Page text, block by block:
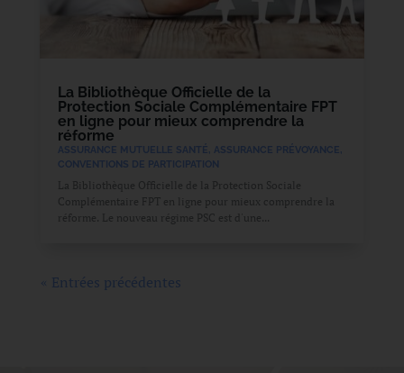
La Bibliothèque Officielle de la
Protection Sociale Complémentaire FPT
en ligne pour mieux comprendre la
réforme
ASSURANCE MUTUELLE SANTÉ, ASSURANCE PRÉVOYANCE,
CONVENTIONS DE PARTICIPATION
La Bibliothèque Officielle de la Protection Sociale
Complémentaire FPT en ligne pour mieux comprendre la
réforme. Le nouveau régime PSC est d'une...
« Entrées précédentes